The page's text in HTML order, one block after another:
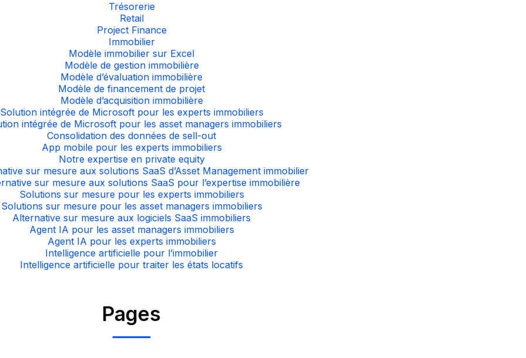
Trésorerie
Retail
Project Finance
Immobilier
Modèle immobilier sur Excel
Modèle de gestion immobilière
Modèle d’évaluation immobilière
Modèle de financement de projet
Modèle d’acquisition immobilière
Solution intégrée de Microsoft pour les experts immobiliers
intégrée de Microsoft pour les asset managers immobiliers
Consolidation des données de sell-out
App mobile pour les experts immobiliers
Notre expertise en private equity
sur mesure aux solutions SaaS d’Asset Management immobilier
sur mesure aux solutions SaaS pour l’expertise immobilière
Solutions sur mesure pour les experts immobiliers
Solutions sur mesure pour les asset managers immobiliers
Alternative sur mesure aux logiciels SaaS immobiliers
Agent IA pour les asset managers immobiliers
Agent IA pour les experts immobiliers
Intelligence artificielle pour l’immobilier
Intelligence artificielle pour traiter les états locatifs
Pages